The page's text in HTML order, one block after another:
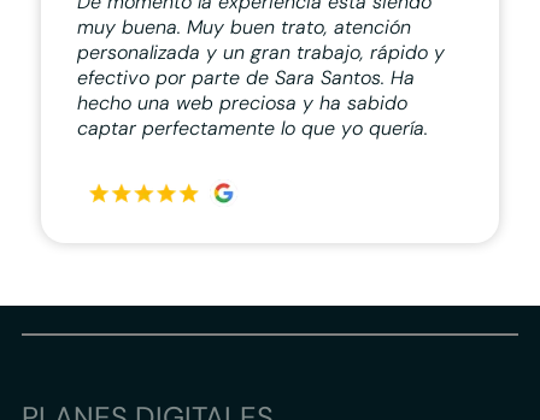
muy buena. Muy buen trato, atención
personalizada y un gran trabajo, rápido y
efectivo por parte de Sara Santos. Ha
hecho una web preciosa y ha sabido
captar perfectamente lo que yo quería.